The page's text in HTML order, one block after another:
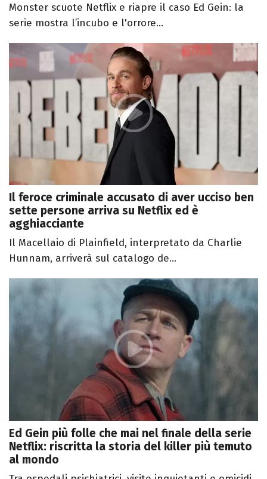
Monster scuote Netflix e riapre il caso Ed Gein: la
serie mostra l’incubo e l'orrore...
Il feroce criminale accusato di aver ucciso ben
sette persone arriva su Netflix ed è
agghiacciante
Il Macellaio di Plainfield, interpretato da Charlie
Hunnam, arriverà sul catalogo de...
Ed Gein più folle che mai nel finale della serie
Netflix: riscritta la storia del killer più temuto
al mondo